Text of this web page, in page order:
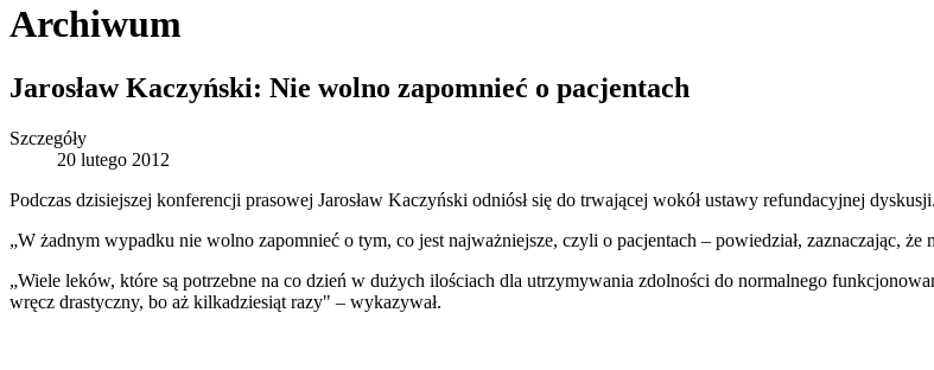
Archiwum
Jarosław Kaczyński: Nie wolno zapomnieć o pacjentach
Szczegóły
20 lutego 2012
Podczas dzisiejszej konferencji prasowej Jarosław Kaczyński odniósł się do trwającej wokół ustawy refundacyjnej dyskusji.
„W żadnym wypadku nie wolno zapomnieć o tym, co jest najważniejsze, czyli o pacjentach – powiedział, zaznaczając,
„Wiele leków, które są potrzebne na co dzień w dużych ilościach dla utrzymywania zdolności do normalnego
wręcz drastyczny, bo aż kilkadziesiąt razy" – wykazywał.